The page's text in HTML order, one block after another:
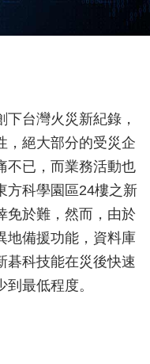
台灣火災新紀錄，
，絕大部分的受災企
不已，而業務活動也
方科學園區24樓之新
免於難，然而，由於
地備援功能，資料庫
碁科技能在災後快速
最低程度。